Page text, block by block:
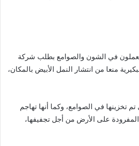
يعملون في الشون والصوامع بطلب شركة
منعا من انتشار النمل الأبيض بالمكان،
تخزينها في الصوامع، وكما أنها تهاجم
المفرودة على الأرض من أجل تجفيفها،